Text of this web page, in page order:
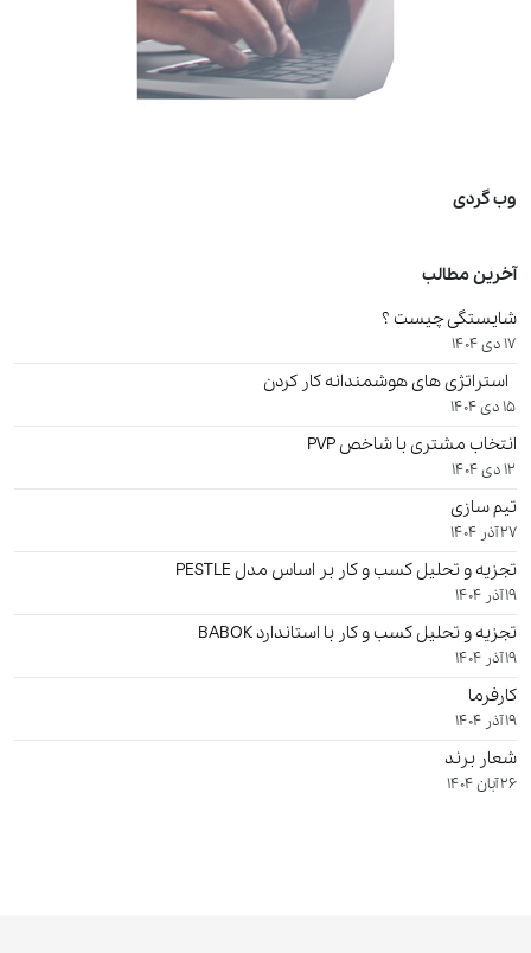
وب گردی
آخرین مطالب
شایستگی چیست ؟
17 دی 1404
استراتژی های هوشمندانه کار کردن
15 دی 1404
انتخاب مشتری با شاخص PVP
12 دی 1404
تیم سازی
27 آذر 1404
تجزیه و تحلیل کسب و کار بر اساس مدل PESTLE
19 آذر 1404
تجزیه و تحلیل کسب و کار با استاندارد BABOK
19 آذر 1404
کارفرما
19 آذر 1404
شعار برند
26 آبان 1404